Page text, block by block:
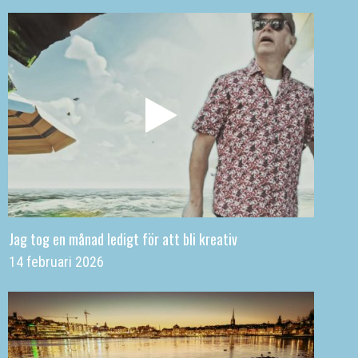
Jag tog en månad ledigt för att bli kreativ
14 februari 2026